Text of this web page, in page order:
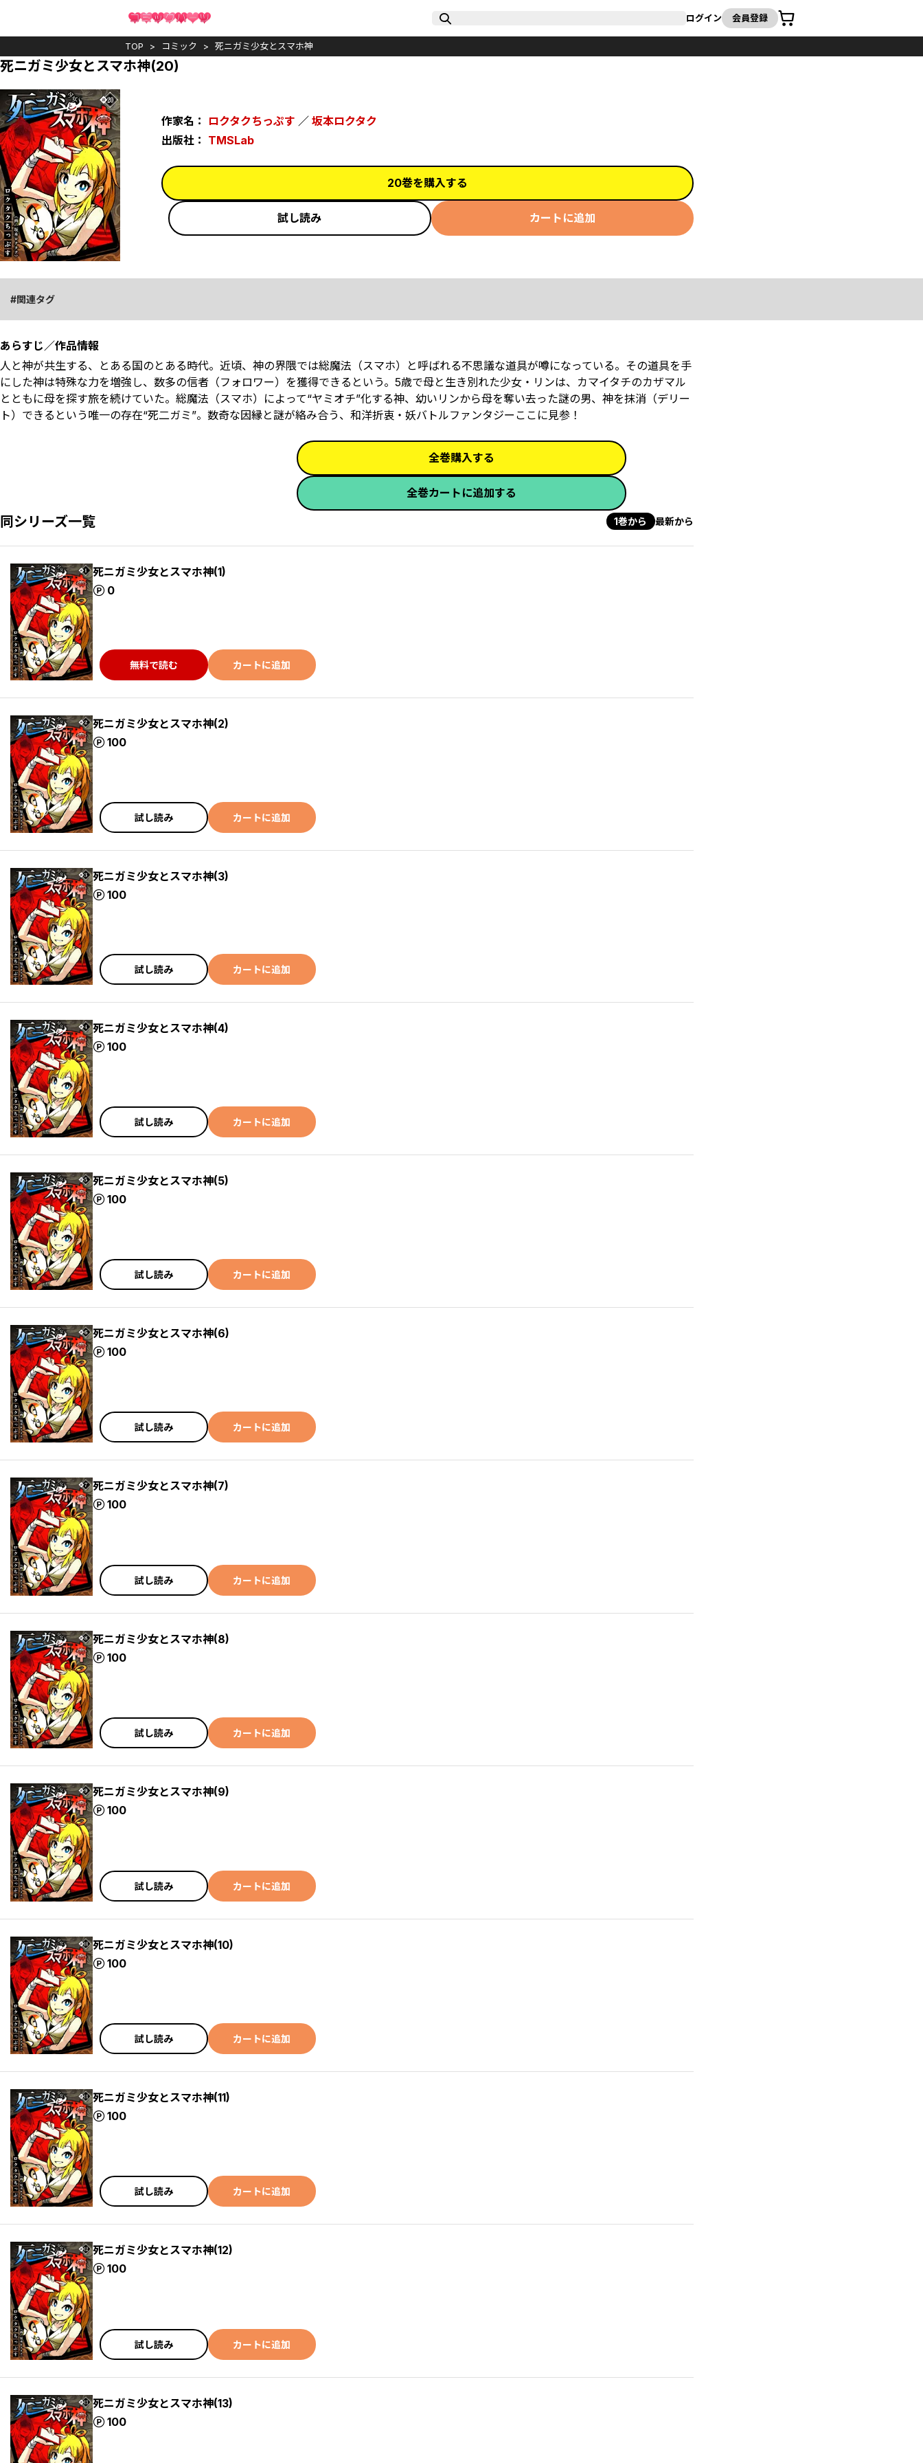
ログイン 会員登録
カート
TOP コミック 死ニガミ少女とスマホ神
死ニガミ少女とスマホ神(20)
作家名： ロクタクちっぷす ／ 坂本ロクタク
出版社： TMSLab
20巻を購入する
試し読み カートに追加
関連タグ
あらすじ／作品情報
人と神が共生する、とある国のとある時代。近頃、神の界隈では総魔法（スマホ）と呼ばれる不思議な道具が噂になっている。その道具を手
にした神は特殊な力を増強し、数多の信者（フォロワー）を獲得できるという。5歳で母と生き別れた少女・リンは、カマイタチのカザマル
とともに母を探す旅を続けていた。総魔法（スマホ）によって“ヤミオチ”化する神、幼いリンから母を奪い去った謎の男、神を抹消（デリー
ト）できるという唯一の存在“死二ガミ”。数奇な因縁と謎が絡み合う、和洋折衷・妖バトルファンタジーここに見参！
全巻購入する
全巻カートに追加する
同シリーズ一覧 1巻から 最新から
死ニガミ少女とスマホ神(1)
0
ポイント
無料で読む カートに追加
死ニガミ少女とスマホ神(2)
100
ポイント
試し読み カートに追加
死ニガミ少女とスマホ神(3)
100
ポイント
試し読み カートに追加
死ニガミ少女とスマホ神(4)
100
ポイント
試し読み カートに追加
死ニガミ少女とスマホ神(5)
100
ポイント
試し読み カートに追加
死ニガミ少女とスマホ神(6)
100
ポイント
試し読み カートに追加
死ニガミ少女とスマホ神(7)
100
ポイント
試し読み カートに追加
死ニガミ少女とスマホ神(8)
100
ポイント
試し読み カートに追加
死ニガミ少女とスマホ神(9)
100
ポイント
試し読み カートに追加
死ニガミ少女とスマホ神(10)
100
ポイント
試し読み カートに追加
死ニガミ少女とスマホ神(11)
100
ポイント
試し読み カートに追加
死ニガミ少女とスマホ神(12)
100
ポイント
試し読み カートに追加
死ニガミ少女とスマホ神(13)
100
ポイント